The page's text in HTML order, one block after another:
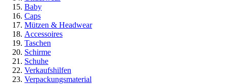
Baby
Caps
Mützen & Headwear
Accessoires
Taschen
Schirme
Schuhe
Verkaufshilfen
Verpackungsmaterial